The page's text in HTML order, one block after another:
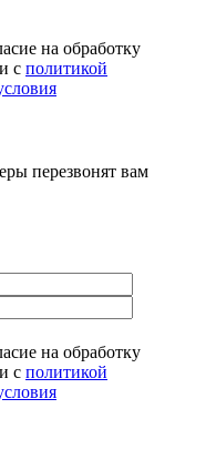
на обработку
с политикой
перезвонят вам
на обработку
с политикой